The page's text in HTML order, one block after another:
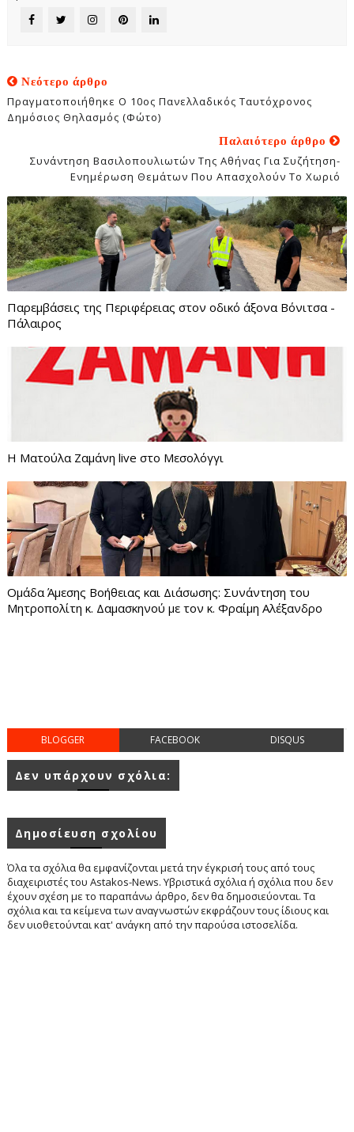
Νεότερο άρθρο
Πραγματοποιήθηκε Ο 10ος Πανελλαδικός Ταυτόχρονος
Δημόσιος Θηλασμός (φώτο)
Παλαιότερο άρθρο
Συνάντηση Βασιλοπουλιωτών Της Αθήνας Για Συζήτηση-
Ενημέρωση Θεμάτων Που Απασχολούν Το Χωριό
Παρεμβάσεις της Περιφέρειας στον οδικό άξονα Βόνιτσα -
Πάλαιρος
Η Ματούλα Ζαμάνη live στο Μεσολόγγι
Ομάδα Άμεσης Βοήθειας και Διάσωσης: Συνάντηση του
Μητροπολίτη κ. Δαμασκηνού με τον κ. Φραίμη Αλέξανδρο
BLOGGER FACEBOOK DISQUS
Δεν υπάρχουν σχόλια:
Δημοσίευση σχολίου
Όλα τα σχόλια θα εμφανίζονται μετά την έγκρισή τους από τους
διαχειριστές του Astakos-News. Υβριστικά σχόλια ή σχόλια που δεν
έχουν σχέση με το παραπάνω άρθρο, δεν θα δημοσιεύονται. Τα
σχόλια και τα κείμενα των αναγνωστών εκφράζουν τους ίδιους και
δεν υιοθετούνται κατ' ανάγκη από την παρούσα ιστοσελίδα.